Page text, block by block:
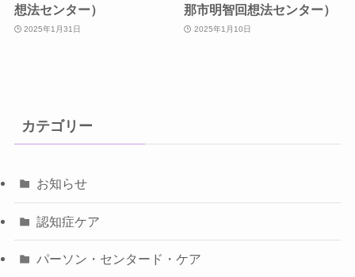
想法センター）
2025年1月31日
那市明智回想法センター）
2025年1月10日
カテゴリー
お知らせ
認知症ケア
パーソン・センタード・ケア